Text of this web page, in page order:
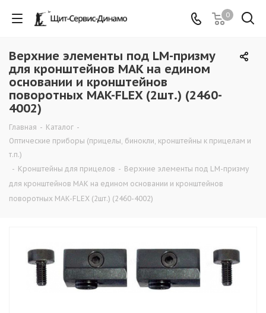
0
Верхние элементы под LM-призму
для кронштейнов MAK на едином
основании и кронштейнов
поворотных MAK-FLEX (2шт.) (2460-
4002)
Главная - Каталог -
Оптические приборы (прицелы, бинокли, кронштейны к прицелам и
т.п.)
- Кронштейны для прицелов - Верхние элементы под LM-призму
для кронштейнов MAK на едином основании и кронштейнов
поворотных MAK-FLEX (2шт.) (2460-4002)